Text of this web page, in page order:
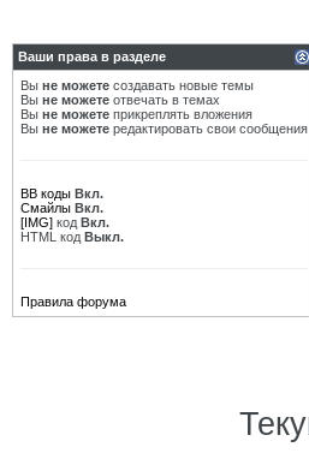
Ваши права в разделе
Вы не можете создавать новые темы
Вы не можете отвечать в темах
Вы не можете прикреплять вложения
Вы не можете редактировать свои сообщения
BB коды Вкл.
Смайлы Вкл.
[IMG] код Вкл.
HTML код Выкл.
Правила форума